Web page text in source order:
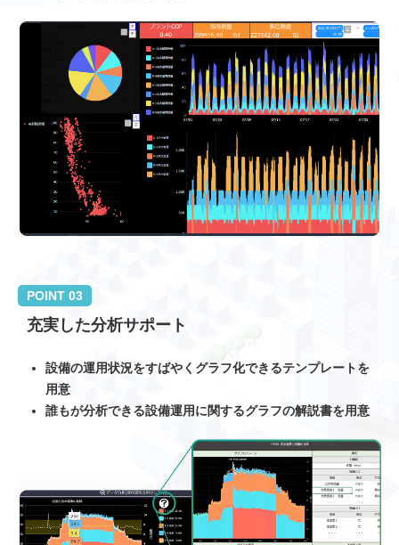
POINT 03
充実した分析サポート
設備の運用状況をすばやくグラフ化できるテンプレートを
用意
誰もが分析できる設備運用に関するグラフの解説書を用意